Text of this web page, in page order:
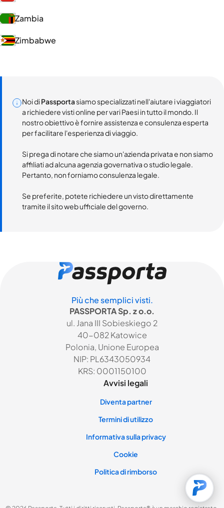
Zambia
Zimbabwe
Noi diPassportasiamo specializzati nell'aiutare i viaggiatori
a richiedere visti online per vari Paesi in tutto il mondo. Il
nostro obiettivo è fornire assistenza e consulenza esperta
per facilitare l'esperienza di viaggio.
Si prega di notare che siamo un'azienda privata e non siamo
affiliati ad alcuna agenzia governativa o studio legale.
Pertanto, non forniamo consulenza legale.
Se preferite, potete richiedere un visto direttamente
tramite il sito web ufficiale del governo.
Più che semplici visti.
PASSPORTA Sp. z o.o.
ul. Jana III Sobieskiego 2
40-082 Katowice
Polonia, Unione Europea
NIP: PL6343050934
KRS: 0001150100
Avvisi legali
Diventa partner
Termini di utilizzo
Informativa sulla privacy
Cookie
Politica di rimborso